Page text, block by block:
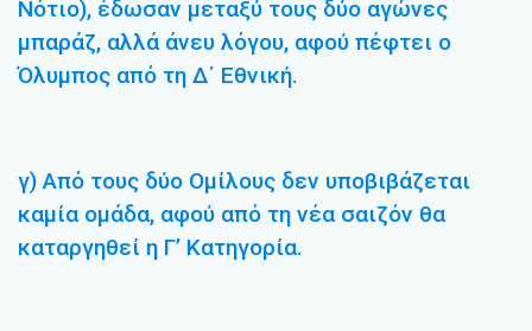
Νότιο), έδωσαν μεταξύ τους δύο αγώνες
μπαράζ, αλλά άνευ λόγου, αφού πέφτει ο
Όλυμπος από τη Δ΄ Εθνική.
γ) Από τους δύο Ομίλους δεν υποβιβάζεται
καμία ομάδα, αφού από τη νέα σαιζόν θα
καταργηθεί η Γ’ Κατηγορία.